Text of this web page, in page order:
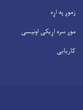
زموږ په اړه
موږ سره اړیکی اونیسی
کاریابی